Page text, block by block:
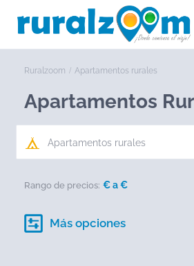
Ruralzoom Apartamentos rurales
Apartamentos
Apartamentos rurales
Rango de precios: € a€
Más opciones